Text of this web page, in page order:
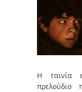
Η ταινία
πρελούδιο